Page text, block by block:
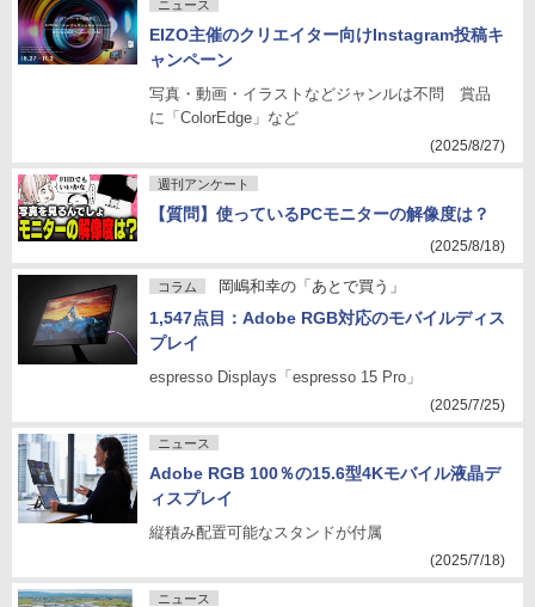
ニュース
EIZO主催のクリエイター向けInstagram投稿キ
ャンペーン
写真・動画・イラストなどジャンルは不問 賞品
に「ColorEdge」など
(2025/8/27)
週刊アンケート
【質問】使っているPCモニターの解像度は？
(2025/8/18)
コラム 岡嶋和幸の「あとで買う」
1,547点目：Adobe RGB対応のモバイルディス
プレイ
espresso Displays「espresso 15 Pro」
(2025/7/25)
ニュース
Adobe RGB 100％の15.6型4Kモバイル液晶デ
ィスプレイ
縦積み配置可能なスタンドが付属
(2025/7/18)
ニュース